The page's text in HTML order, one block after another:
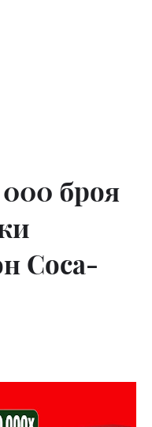
броя
Coca-